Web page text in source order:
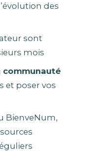
des
sont
mois
communauté
et poser vos
BienveNum,